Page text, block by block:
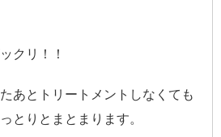
クリ！！
あとトリートメントしなくても
とりとまとまります。